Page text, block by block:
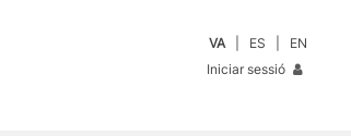
VA ES
EN
Iniciar sessió